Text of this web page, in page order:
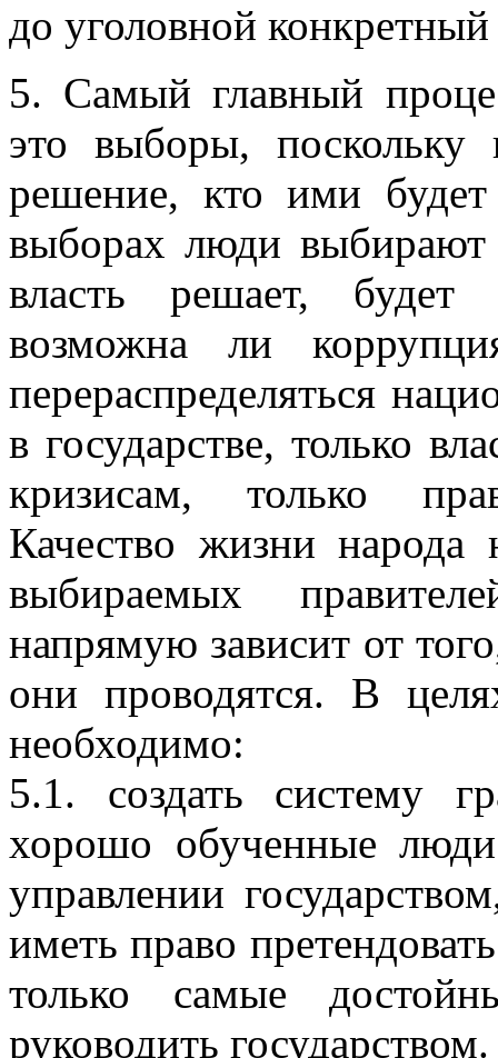
до уголовной конкретный
5. Самый главный
это выборы,
решение, кто ими будет
выборах люди выбирают
власть решает, будет
возможна ли
перераспределяться
в государстве, только
кризисам, только
Качество жизни народа
выбираемых
напрямую зависит от
они проводятся. В
необходимо:
5.1. создать систему
хорошо обученные люди
управлении
иметь право
только самые
руководить государством.